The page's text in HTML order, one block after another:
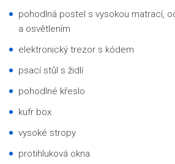
pohodlná postel s vysokou matrací,
a osvětlením
elektronický trezor s kódem
psací stůl s židlí
pohodlné křeslo
kufr box
vysoké stropy
protihluková okna